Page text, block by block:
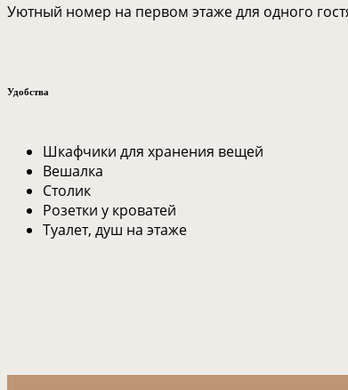
Уютный номер на первом этаже для одного
Удобства
Шкафчики для хранения вещей
Вешалка
Столик
Розетки у кроватей
Туалет, душ на этаже